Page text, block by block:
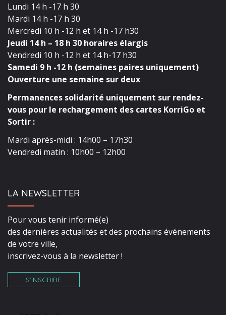
Lundi 14 h -17 h 30
Mardi 14 h -17 h 30
Mercredi 10 h -12 h et 14 h -17 h30
Jeudi 14 h – 18 h 30 horaires élargis
Vendredi 10 h -12 h et 14 h-17 h30
Samedi 9 h -12 h (semaines paires uniquement)
Ouverture une semaine sur deux
Permanences solidarité uniquement sur rendez-
vous pour le rechargement des cartes KorriGo et
Sortir :
Mardi après-midi : 14h00 – 17h30
Vendredi matin : 10h00 – 12h00
LA NEWSLETTER
Pour vous tenir informé(e)
des dernières actualités et des prochains événements
de votre ville,
inscrivez-vous à la newsletter !
S’INSCRIRE